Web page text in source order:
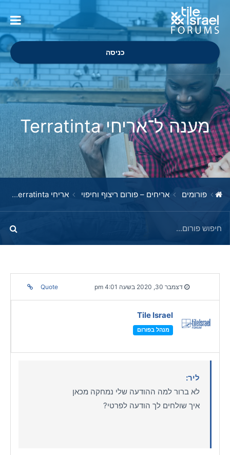
כניסה
מענה ל־אריחי Terratinta
פורומים אריחים – פורום ריצוף וחיפוי אריחי Terratinta
דצמבר 30, 2020 בשעה 4:01 pm Quote
Tile Israel
מנהל בפורום
ליר:
לא ברור למה ההודעה שלי נמחקה מכאן
איך שולחים לך הודעה לפרטי?